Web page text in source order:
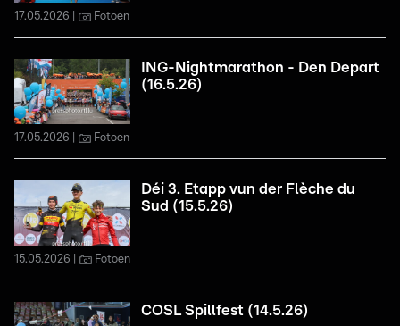
17.05.2026 Fotoen
ING-Nightmarathon - Den Depart
(16.5.26)
17.05.2026 Fotoen
Déi 3. Etapp vun der Flèche du
Sud (15.5.26)
15.05.2026 Fotoen
COSL Spillfest (14.5.26)